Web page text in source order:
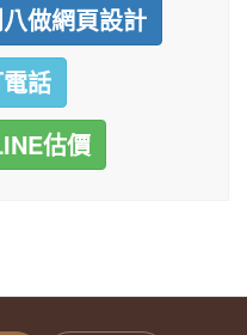
做網頁設計
話
估價